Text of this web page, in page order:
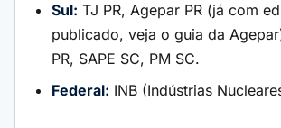
Sul: TJ PR, Agepar PR (já com
publicado, veja o guia da
PR, SAPE SC, PM SC.
Federal: INB (Indústrias